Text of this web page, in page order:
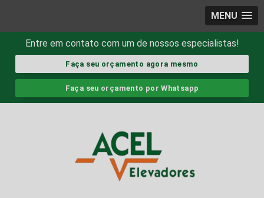
MENU
Entre em contato com um de nossos especialistas!
Faça seu orçamento agora mesmo
Faça seu orçamento por Whatsapp